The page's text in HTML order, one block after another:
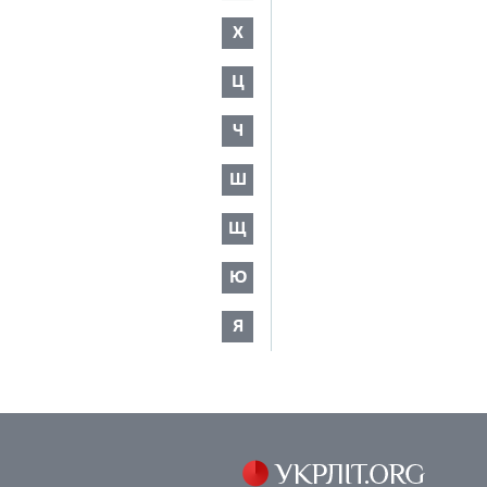
Х
Ц
Ч
Ш
Щ
Ю
Я